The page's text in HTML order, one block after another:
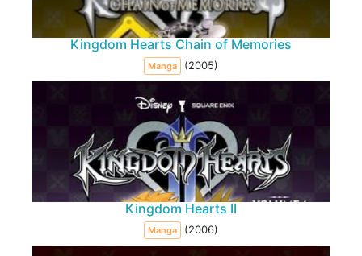
Kingdom Hearts Chain of Memories
Manga (2005)
Kingdom Hearts II
Manga (2006)